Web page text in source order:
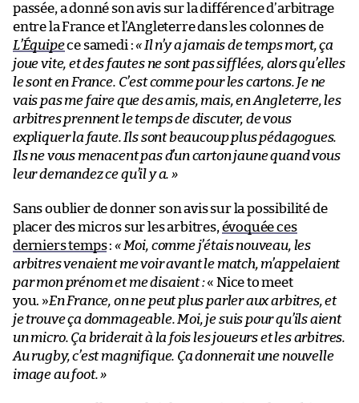
passée, a donné son avis sur la différence d’arbitrage
entre la France et l’Angleterre dans les colonnes de
L’Équipece samedi :« Il n’y a jamais de temps mort, ça
joue vite, et des fautes ne sont pas sifflées, alors qu’elles
le sont en France. C’est comme pour les cartons. Je ne
vais pas me faire que des amis, mais, en Angleterre, les
arbitres prennent le temps de discuter, de vous
expliquer la faute. Ils sont beaucoup plus pédagogues.
Ils ne vous menacent pas d’un carton jaune quand vous
leur demandez ce qu’il y a. »
Sans oublier de donner son avis sur la possibilité de
placer des micros sur les arbitres, évoquée ces
derniers temps: « Moi, comme j’étais nouveau, les
arbitres venaient me voir avant le match, m’appelaient
par mon prénom et me disaient :« Nice to meet
you. »En France, on ne peut plus parler aux arbitres, et
je trouve ça dommageable. Moi, je suis pour qu’ils aient
un micro. Ça briderait à la fois les joueurs et les arbitres.
Au rugby, c’est magnifique. Ça donnerait une nouvelle
image au foot. »